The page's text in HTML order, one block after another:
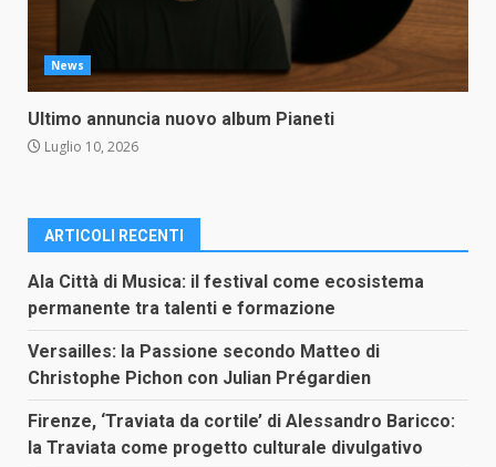
News
Ultimo annuncia nuovo album Pianeti
Luglio 10, 2026
ARTICOLI RECENTI
Ala Città di Musica: il festival come ecosistema
permanente tra talenti e formazione
Versailles: la Passione secondo Matteo di
Christophe Pichon con Julian Prégardien
Firenze, ‘Traviata da cortile’ di Alessandro Baricco:
la Traviata come progetto culturale divulgativo